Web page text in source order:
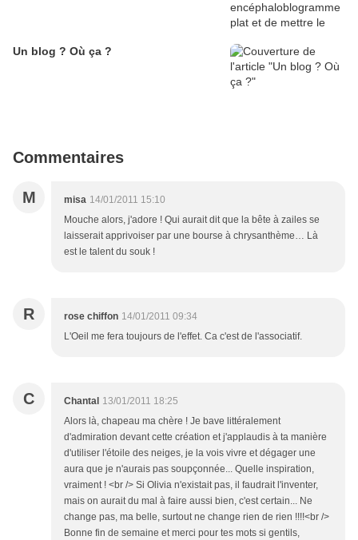
Un blog ? Où ça ?
Commentaires
M misa 14/01/2011 15:10
Mouche alors, j'adore ! Qui aurait dit que la bête à zailes se
laisserait apprivoiser par une bourse à chrysanthème… Là
est le talent du souk !
R rose chiffon 14/01/2011 09:34
L'Oeil me fera toujours de l'effet. Ca c'est de l'associatif.
C Chantal 13/01/2011 18:25
Alors là, chapeau ma chère ! Je bave littéralement
d'admiration devant cette création et j'applaudis à ta manière
d'utiliser l'étoile des neiges, je la vois vivre et dégager une
aura que je n'aurais pas soupçonnée... Quelle inspiration,
vraiment ! <br /> Si Olivia n'existait pas, il faudrait l'inventer,
mais on aurait du mal à faire aussi bien, c'est certain... Ne
change pas, ma belle, surtout ne change rien de rien !!!!<br />
Bonne fin de semaine et merci pour tes mots si gentils,